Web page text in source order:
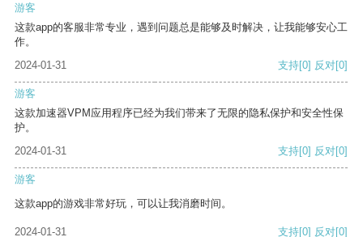
游客
这款app的客服非常专业，遇到问题总是能够及时解决，让我能够安心工
作。
2024-01-31
支持[0] 反对[0]
游客
这款加速器VPM应用程序已经为我们带来了无限的隐私保护和安全性保
护。
2024-01-31
支持[0] 反对[0]
游客
这款app的游戏非常好玩，可以让我消磨时间。
2024-01-31 支持[0] 反对[0]